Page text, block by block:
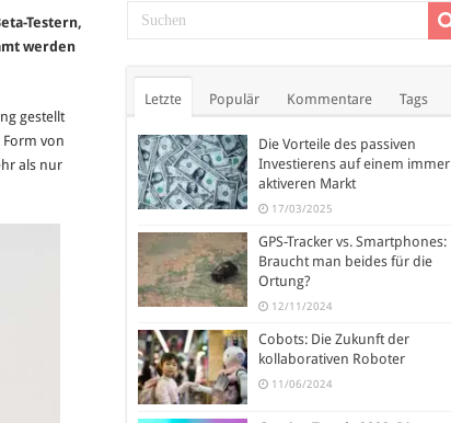
Testern,
werden
gestellt
von
als nur
Letzte Populär Kommentare Tags
Die Vorteile des passiven
Investierens auf einem immer
aktiveren Markt
17/03/2025
GPS-Tracker vs. Smartphones:
Braucht man beides für die
Ortung?
12/11/2024
Cobots: Die Zukunft der
kollaborativen Roboter
11/06/2024